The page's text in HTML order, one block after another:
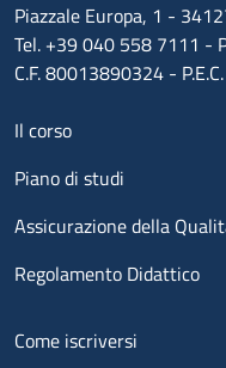
Piazzale Europa, 1 -
Tel. +39 040 558 7111 -
C.F. 80013890324 -
Menu footer 1
Il corso
Piano di studi
Assicurazione della
Regolamento Didattico
Menu footer 2
Come iscriversi